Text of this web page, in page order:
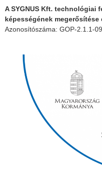
A SYGNUS Kft. technológiai
képességének megerősítése
Azonosítószáma: GOP-2.1.1-